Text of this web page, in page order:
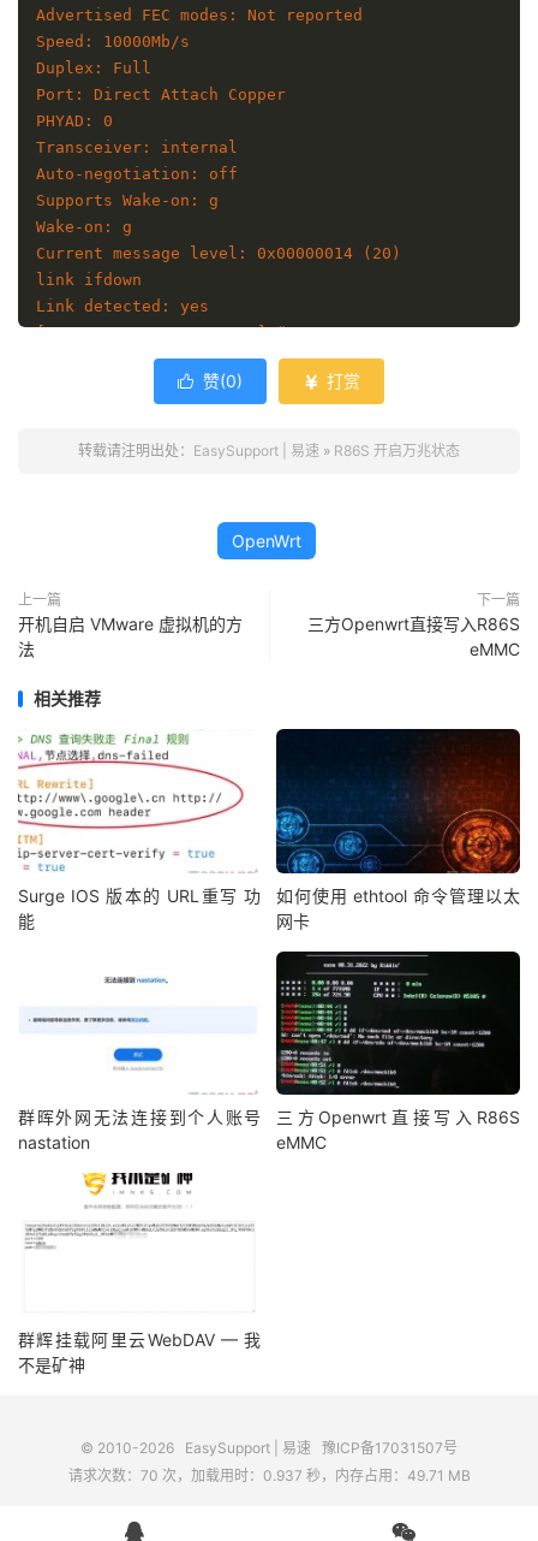
Advertised FEC modes: Not reported
Speed: 10000Mb/s
Duplex: Full
Port: Direct Attach Copper
PHYAD: 0
Transceiver: internal
Auto-negotiation: off
Supports Wake-on: g
Wake-on: g
Current message level: 0x00000014 (20)
link ifdown
Link detected: yes
[root@Nutter:10:48 AM ~] #
 赞(0)  打赏
转载请注明出处： EasySupport | 易速 » R86S 开启万兆状态
OpenWrt
上一篇
开机自启 VMware 虚拟机的方
法
下一篇
三方Openwrt直接写入R86S
eMMC
相关推荐
Surge IOS 版本的 URL重写 功
能
如何使用 ethtool 命令管理以太
网卡
群晖外网无法连接到个人账号
nastation
三方Openwrt直接写入R86S
eMMC
群辉挂载阿里云WebDAV — 我
不是矿神
© 2010-2026 EasySupport | 易速
豫ICP备17031507号
请求次数：70 次，加载用时：0.937 秒，内存占用：49.71 MB
 